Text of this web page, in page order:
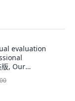
evaluation
, Our
英文